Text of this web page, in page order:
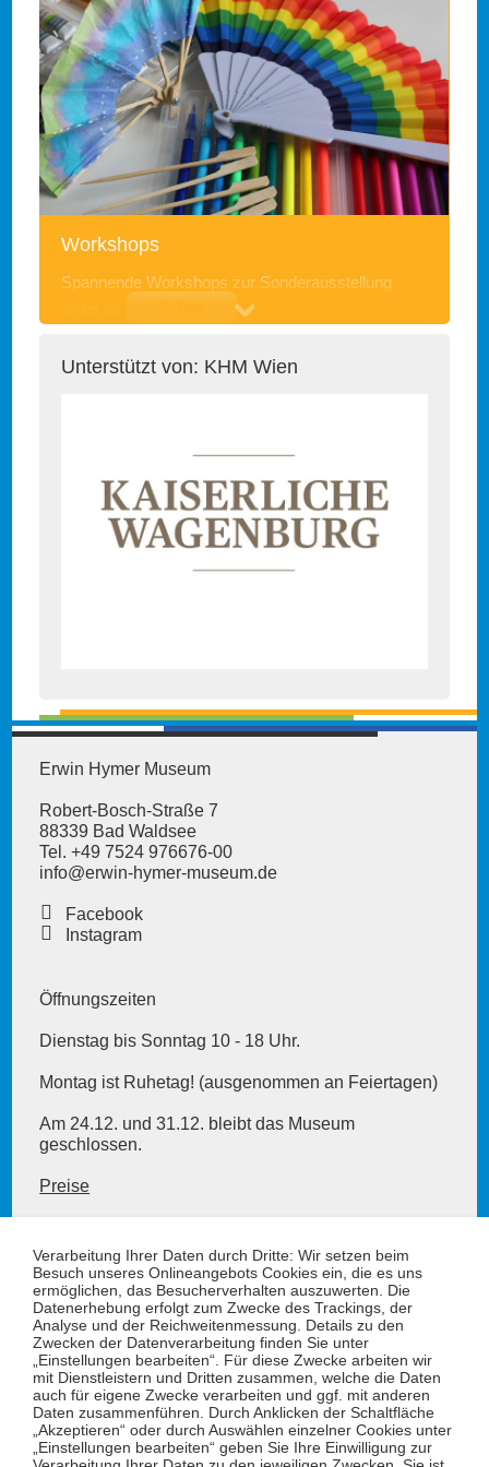
Kostenbeitrag:
Erwachsene 5 € (zzgl. Museumseintritt)
Um eine Voranmeldung unter info@erwin-hymer-
museum.de bis 12.00 Uhr des Veranstaltungstages
wird gebeten.
Workshops
Spannende Workshops zur Sonderausstellung
Unterstützt von: KHM Wien
Erwin Hymer Museum
Robert-Bosch-Straße 7
88339 Bad Waldsee
Tel. +49 7524 976676-00
info@erwin-hymer-museum.de
Facebook
Instagram
Öffnungszeiten
Dienstag bis Sonntag 10 - 18 Uhr.
Montag ist Ruhetag! (ausgenommen an Feiertagen)
Am 24.12. und 31.12. bleibt das Museum
geschlossen.
Preise
Informationen
Anfahrt
Kontakt
Offene Stellen
Datenschutz
Impressum / BFSG
Verarbeitung Ihrer Daten durch Dritte: Wir setzen beim
Besuch unseres Onlineangebots Cookies ein, die es uns
ermöglichen, das Besucherverhalten auszuwerten. Die
Datenerhebung erfolgt zum Zwecke des Trackings, der
Analyse und der Reichweitenmessung. Details zu den
Zwecken der Datenverarbeitung finden Sie unter
„Einstellungen bearbeiten“. Für diese Zwecke arbeiten wir
mit Dienstleistern und Dritten zusammen, welche die Daten
auch für eigene Zwecke verarbeiten und ggf. mit anderen
Daten zusammenführen. Durch Anklicken der Schaltfläche
„Akzeptieren“ oder durch Auswählen einzelner Cookies unter
„Einstellungen bearbeiten“ geben Sie Ihre Einwilligung zur